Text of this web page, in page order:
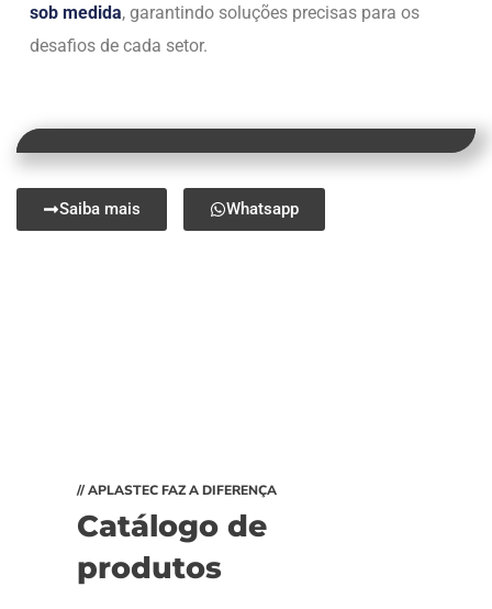
sob medida, garantindo soluções precisas para os
desafios de cada setor.
Saiba mais Whatsapp
// APLASTEC FAZ A DIFERENÇA
Catálogo de
produtos